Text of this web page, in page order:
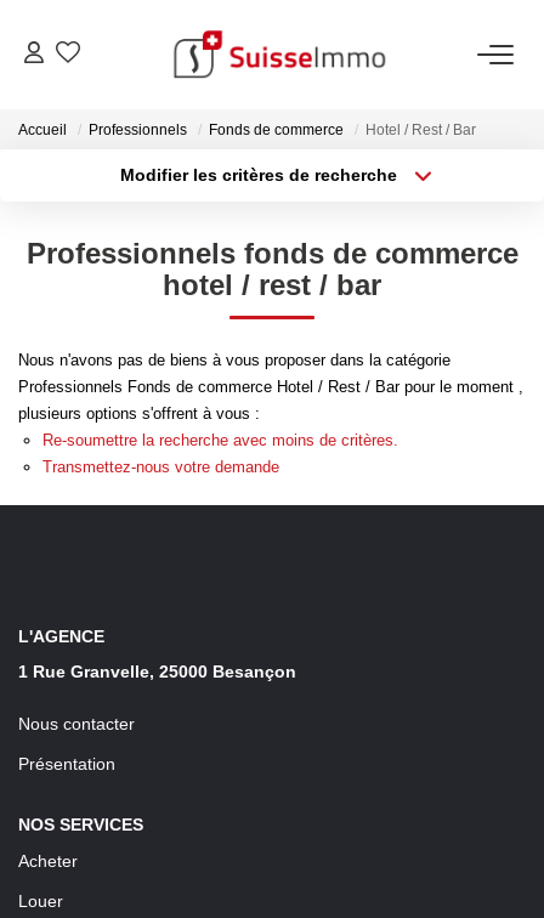
ACHETER
Découvrez Nos Biens À La Vente
Confiez-Nous La Recherche De Votre Bien À L'achat
Estimer Votre Bien En Ligne
Consultez Les Avis Clients
Confiez-Nous La Recherche De Votre Location
Accueil Professionnels Fonds de commerce Hotel / Rest / Bar
Modifier les critères de recherche
Type de bien
Surface min
Créer une alerte
Professionnels fonds de commerce
hotel / rest / bar
Nous n'avons pas de biens à vous proposer dans la catégorie
Professionnels Fonds de commerce Hotel / Rest / Bar pour le moment ,
plusieurs options s'offrent à vous :
Re-soumettre la recherche avec moins de critères.
Transmettez-nous votre demande
L'AGENCE
1 Rue Granvelle, 25000 Besançon
Nous contacter
Présentation
NOS SERVICES
Acheter
Louer